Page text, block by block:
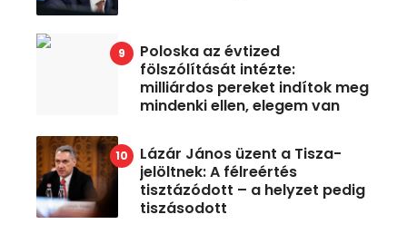
Poloska az évtized
fölszólítását intézte:
milliárdos pereket indítok meg
mindenki ellen, elegem van
Lázár János üzent a Tisza-
jelöltnek: A félreértés
tisztázódott – a helyzet pedig
tiszásodott